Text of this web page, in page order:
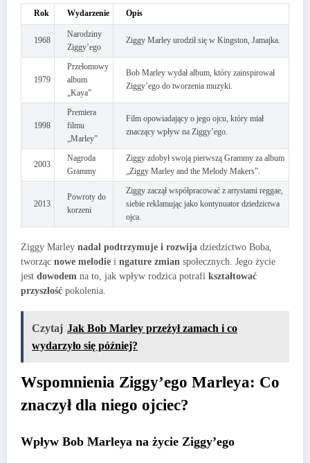
Rok Wydarzenie Opis
1968
Narodziny
Ziggy’ego
Ziggy Marley urodził się w Kingston, Jamajka.
1979
Przełomowy
album
„Kaya”
Bob Marley wydał album, który zainspirował
Ziggy’ego do tworzenia muzyki.
1998
Premiera
filmu
„Marley”
Film opowiadający o jego ojcu, który miał
znaczący wpływ na Ziggy’ego.
2003
Nagroda
Grammy
Ziggy zdobył swoją pierwszą Grammy za album
„Ziggy Marley and the Melody Makers”.
2013
Powroty do
korzeni
Ziggy zaczął współpracować z artystami reggae,
siebie reklamując jako kontynuator dziedzictwa
ojca.
Ziggy Marley nadal podtrzymuje i rozwija dziedzictwo Boba,
tworząc nowe melodie i ngature zmian społecznych. Jego życie
jest dowodem na to, jak wpływ rodzica potrafi kształtować
przyszłość pokolenia.
Czytaj Jak Bob Marley przeżył zamach i co
wydarzyło się później?
Wspomnienia Ziggy’ego Marleya: Co
znaczył dla niego ojciec?
Wpływ Bob Marleya na życie Ziggy’ego